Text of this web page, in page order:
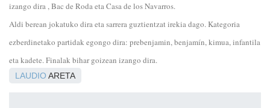
izango dira , Bac de Roda eta Casa de los Navarros.
Aldi berean jokatuko dira eta sarrera guztientzat irekia dago. Kategoria
ezberdinetako partidak egongo dira: prebenjamin, benjamín, kimua, infantila
eta kadete. Finalak bihar goizean izango dira.
LAUDIO ARETA